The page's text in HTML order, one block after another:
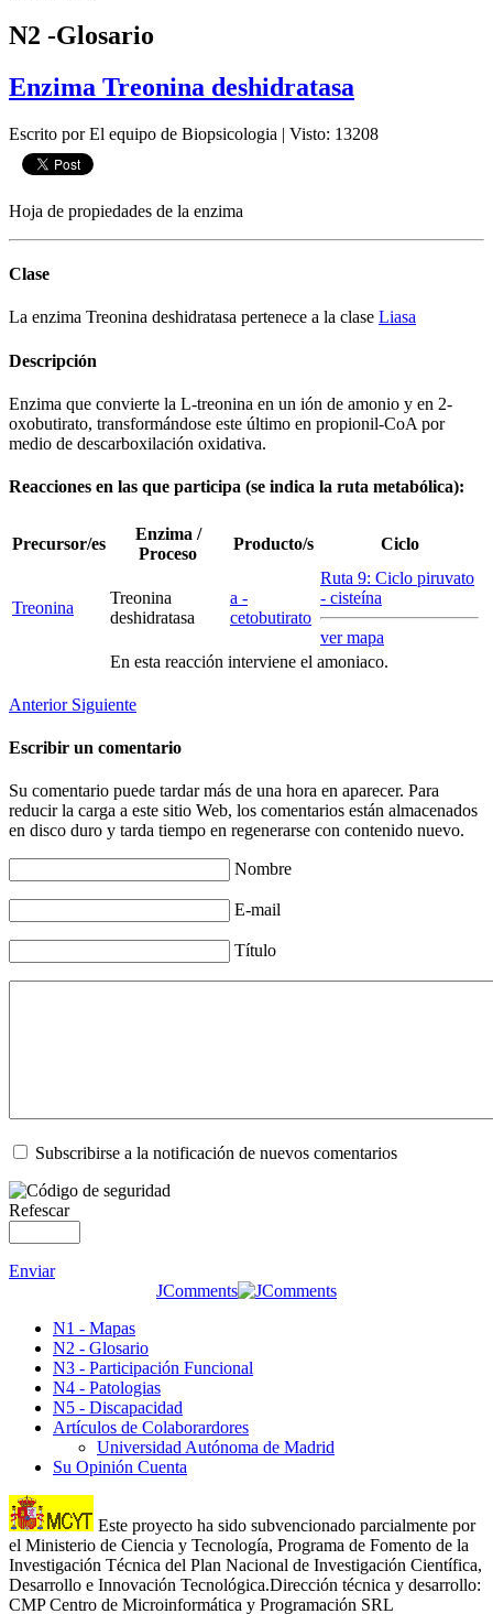
N2 -Glosario
Enzima Treonina deshidratasa
Escrito por El equipo de Biopsicologia | Visto: 13208
Hoja de propiedades de la enzima
Clase
La enzima Treonina deshidratasa pertenece a la clase Liasa
Descripción
Enzima que convierte la L-treonina en un ión de amonio y en 2-
oxobutirato, transformándose este último en propionil-CoA por
medio de descarboxilación oxidativa.
Reacciones en las que participa (se indica la ruta metabólica):
Precursor/es
Enzima /
Proceso
Producto/s Ciclo
Treonina
Treonina
deshidratasa
a -
cetobutirato
Ruta 9: Ciclo piruvato
- cisteína
ver mapa
En esta reacción interviene el amoniaco.
Anterior Siguiente
Escribir un comentario
Su comentario puede tardar más de una hora en aparecer. Para
reducir la carga a este sitio Web, los comentarios están almacenados
en disco duro y tarda tiempo en regenerarse con contenido nuevo.
Nombre
E-mail
Título
Subscribirse a la notificación de nuevos comentarios
Refescar
Enviar
JComments
N1 - Mapas
N2 - Glosario
N3 - Participación Funcional
N4 - Patologias
N5 - Discapacidad
Artículos de Colaborardores
Universidad Autónoma de Madrid
Su Opinión Cuenta
Este proyecto ha sido subvencionado parcialmente por
el Ministerio de Ciencia y Tecnología, Programa de Fomento de la
Investigación Técnica del Plan Nacional de Investigación Científica,
Desarrollo e Innovación Tecnológica.Dirección técnica y desarrollo:
CMP Centro de Microinformática y Programación SRL